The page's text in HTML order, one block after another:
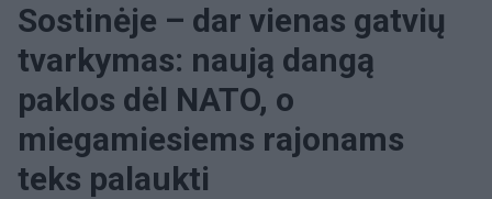
Sostinėje – dar vienas gatvių
tvarkymas: naują dangą
paklos dėl NATO, o
miegamiesiems rajonams
teks palaukti